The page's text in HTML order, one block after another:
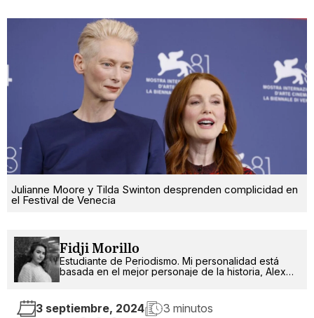
Julianne Moore y Tilda Swinton desprenden complicidad en
el Festival de Venecia
Fidji Morillo
Estudiante de Periodismo. Mi personalidad está
basada en el mejor personaje de la historia, Alex
3 septiembre, 2024 3 minutos